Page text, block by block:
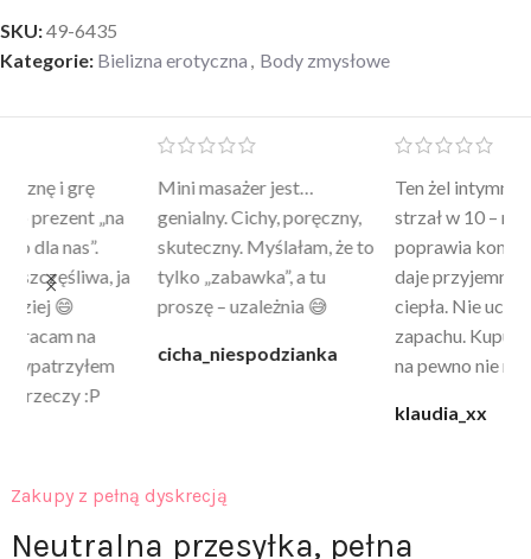
SKU:49-6435
Kategorie: Bielizna erotyczna , Body zmysłowe
Mini masażer jest…
genialny. Cichy, poręczny,
skuteczny. Myślałam, że to
tylko „zabawka”, a tu
proszę – uzależnia 😅
cicha_niespodzianka
Ten żel intymny to był
strzał w 10 – nie tylko
poprawia komfort, ale też
daje przyjemne uczucie
ciepła. Nie uczula, bez
zapachu. Kupuję już 3 raz i
na pewno nie raz kupie
Zakupy z pełną dyskrecją
Neutralna przesyłka, pełna